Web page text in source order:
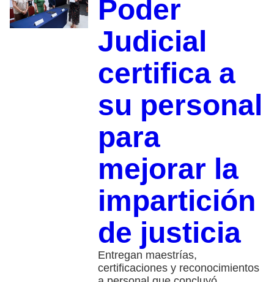
Poder
Judicial
certifica a
su personal
para
mejorar la
impartición
de justicia
Entregan maestrías,
certificaciones y reconocimientos